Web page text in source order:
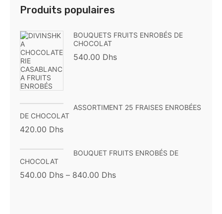
Produits populaires
BOUQUETS FRUITS ENROBÉS DE
CHOCOLAT
540.00 Dhs
ASSORTIMENT 25 FRAISES ENROBÉES
DE CHOCOLAT
420.00 Dhs
BOUQUET FRUITS ENROBÉS DE
CHOCOLAT
540.00 Dhs – 840.00 Dhs